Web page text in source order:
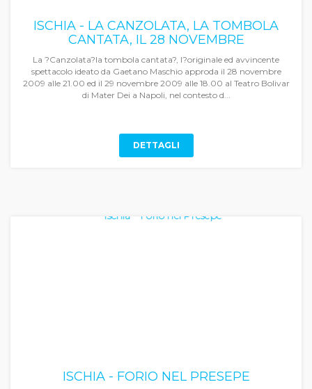
ISCHIA - LA CANZOLATA, LA TOMBOLA
CANTATA, IL 28 NOVEMBRE
La ?Canzolata?la tombola cantata?, l?originale ed avvincente
spettacolo ideato da Gaetano Maschio approda il 28 novembre
2009 alle 21.00 ed il 29 novembre 2009 alle 18.00 al Teatro Bolivar
di Mater Dei a Napoli, nel contesto d...
DETTAGLI
ISCHIA - FORIO NEL PRESEPE